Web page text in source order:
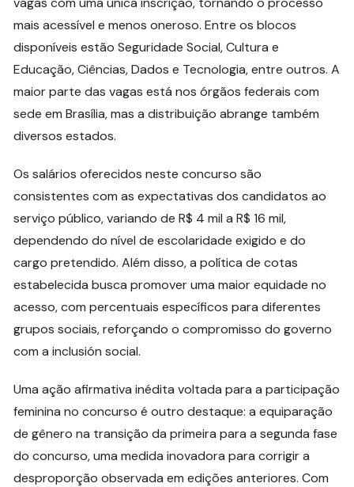
mais acessível e menos oneroso. Entre os blocos
disponíveis estão Seguridade Social, Cultura e
Educação, Ciências, Dados e Tecnologia, entre outros. A
maior parte das vagas está nos órgãos federais com
sede em Brasília, mas a distribuição abrange também
diversos estados.
Os salários oferecidos neste concurso são
consistentes com as expectativas dos candidatos ao
serviço público, variando de R$ 4 mil a R$ 16 mil,
dependendo do nível de escolaridade exigido e do
cargo pretendido. Além disso, a política de cotas
estabelecida busca promover uma maior equidade no
acesso, com percentuais específicos para diferentes
grupos sociais, reforçando o compromisso do governo
com a inclusión social.
Uma ação afirmativa inédita voltada para a participação
feminina no concurso é outro destaque: a equiparação
de gênero na transição da primeira para a segunda fase
do concurso, uma medida inovadora para corrigir a
desproporção observada em edições anteriores. Com